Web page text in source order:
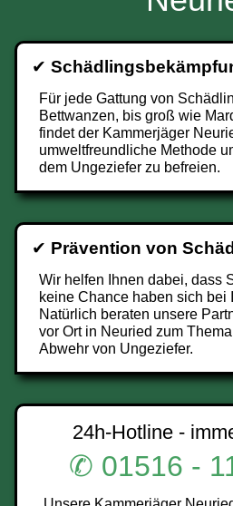
✔
Für jede Gattung von
Bettwanzen, bis groß wie
findet der Kammerjäger
umweltfreundliche Methode
dem Ungeziefer zu befreien.
✔ Prävention von
Wir helfen Ihnen dabei, dass
keine Chance haben sich bei
Natürlich beraten unsere
vor Ort in Neuried zum
Abwehr von Ungeziefer.
24h-Hotline -
✆ 01516 -